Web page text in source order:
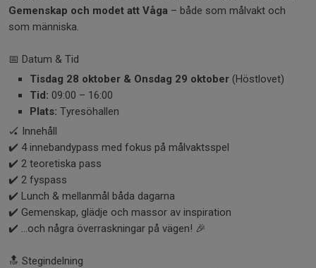
Gemenskap och modet att Våga – både som målvakt och
som människa.
📅 Datum & Tid
Tisdag 28 oktober & Onsdag 29 oktober (Höstlovet)
Tid: 09:00 – 16:00
Plats: Tyresöhallen
🏑 Innehåll
✔️ 4 innebandypass med fokus på målvaktsspel
✔️ 2 teoretiska pass
✔️ 2 fyspass
✔️ Lunch & mellanmål båda dagarna
✔️ Gemenskap, glädje och massor av inspiration
✔️ …och några överraskningar på vägen! 🎉
🔝 Stegindelning